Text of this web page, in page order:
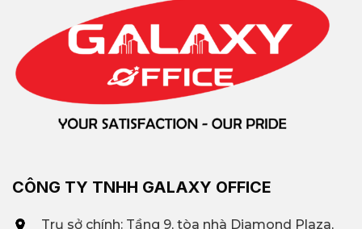
CÔNG TY TNHH GALAXY OFFICE
Trụ sở chính: Tầng 9, tòa nhà Diamond Plaza,